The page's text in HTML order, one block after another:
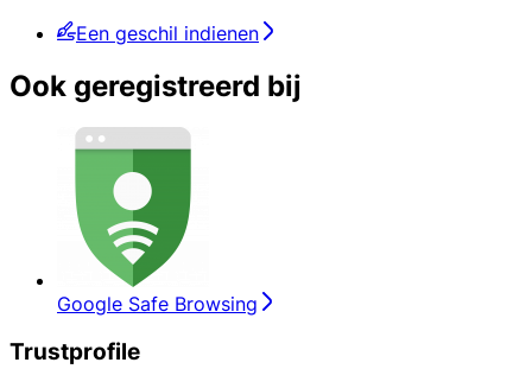
Een geschil indienen
Ook geregistreerd bij
Google Safe Browsing
Trustprofile